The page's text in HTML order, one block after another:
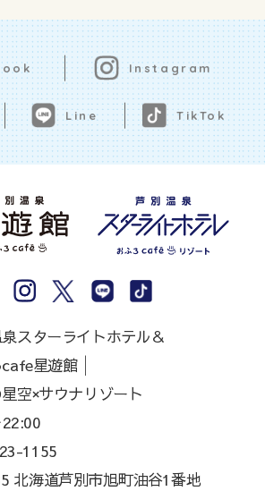
Instagram
Line TikTok
スターライトホテル＆
星遊館│
空×サウナリゾート
1155
北海道芦別市旭町油谷1番地